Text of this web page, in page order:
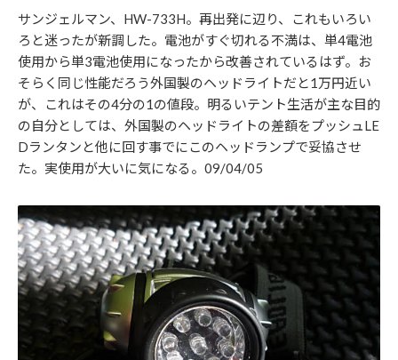
サンジェルマン、HW-733H。再出発に辺り、これもいろい
ろと迷ったが新調した。電池がすぐ切れる不満は、単4電池
使用から単3電池使用になったから改善されているはず。お
そらく同じ性能だろう外国製のヘッドライトだと1万円近い
が、これはその4分の1の値段。明るいテント生活が主な目的
の自分としては、外国製のヘッドライトの差額をプッシュLE
Dランタンと他に回す事でにこのヘッドランプで妥協させ
た。実使用が大いに気になる。09/04/05